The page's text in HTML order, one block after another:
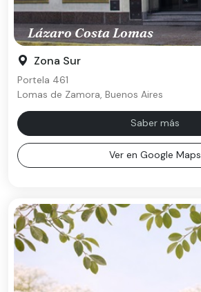
Lázaro Costa Lomas
Zona Sur
Portela 461
Lomas de Zamora, Buenos Aires
Saber más
Ver en Google Maps